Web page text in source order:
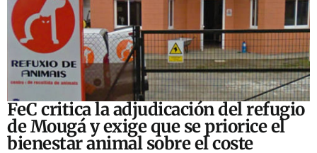
FeC critica la adjudicación del refugio
de Mougá y exige que se priorice el
bienestar animal sobre el coste